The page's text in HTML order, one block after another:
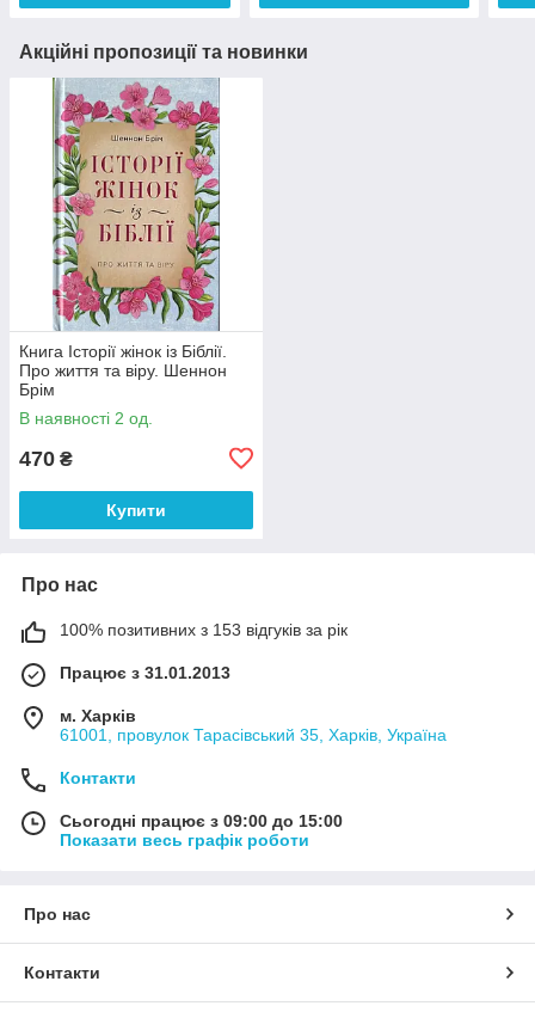
Акційні пропозиції та новинки
Книга Історії жінок із Біблії.
Про життя та віру. Шеннон
Брім
В наявності 2 од.
470 ₴
Купити
Про нас
100% позитивних з 153 відгуків за рік
Працює з 31.01.2013
м. Харків
61001, провулок Тарасівський 35, Харків, Україна
Контакти
Сьогодні працює з 09:00 до 15:00
Показати весь графік роботи
Про нас
Контакти